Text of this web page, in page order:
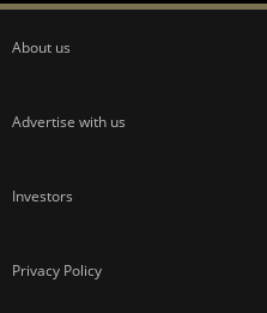
About us
Advertise with us
Investors
Privacy Policy